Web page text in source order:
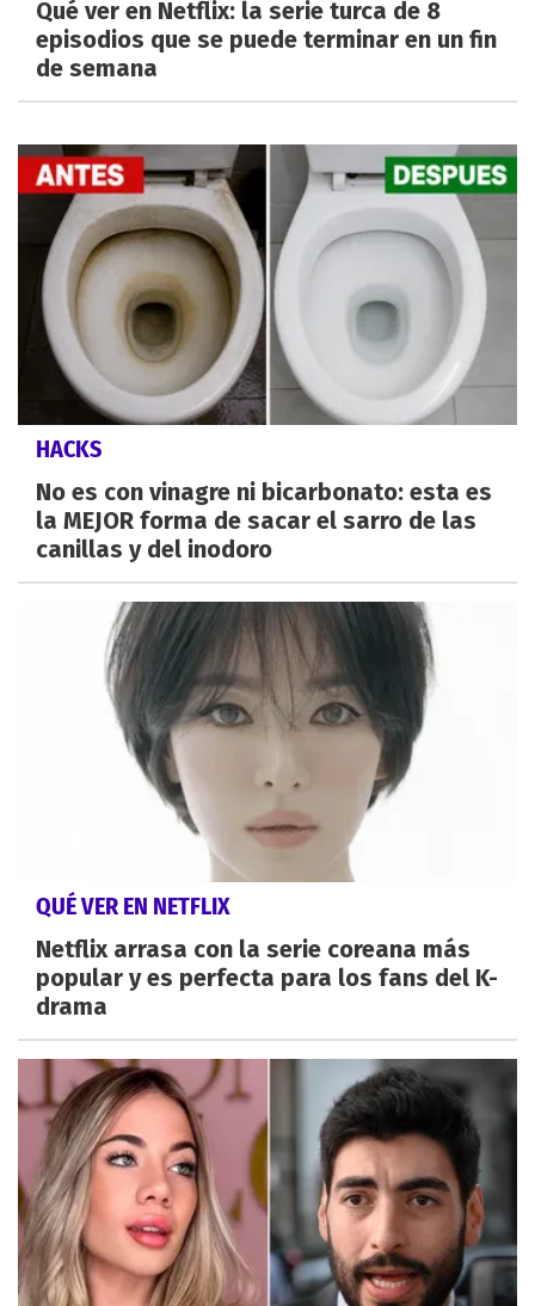
Qué ver en Netflix: la serie turca de 8
episodios que se puede terminar en un fin
de semana
HACKS
No es con vinagre ni bicarbonato: esta es
la MEJOR forma de sacar el sarro de las
canillas y del inodoro
QUÉ VER EN NETFLIX
Netflix arrasa con la serie coreana más
popular y es perfecta para los fans del K-
drama